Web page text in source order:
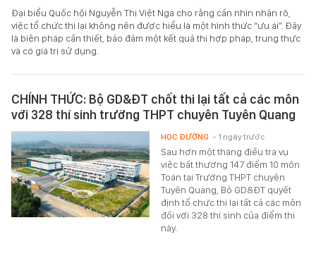
Đại biểu Quốc hội Nguyễn Thị Việt Nga cho rằng cần nhìn nhận rõ,
việc tổ chức thi lại không nên được hiểu là một hình thức “ưu ái”. Đây
là biện pháp cần thiết, bảo đảm một kết quả thi hợp pháp, trung thực
và có giá trị sử dụng.
CHÍNH THỨC: Bộ GD&ĐT chốt thi lại tất cả các môn
với 328 thí sinh trường THPT chuyên Tuyên Quang
Sau hơn một tháng điều tra vụ
việc bất thường 147 điểm 10 môn
Toán tại Trường THPT chuyên
Tuyên Quang, Bộ GD&ĐT quyết
định tổ chức thi lại tất cả các môn
đối với 328 thí sinh của điểm thi
này.
HỌC ĐƯỜNG - 1 ngày trước